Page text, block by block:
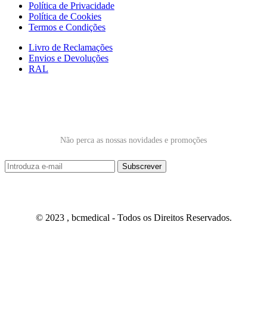
Política de Privacidade
Política de Cookies
Termos e Condições
Livro de Reclamações
Envios e Devoluções
RAL
Não perca as nossas novidades e promoções
© 2023 , bcmedical - Todos os Direitos Reservados.